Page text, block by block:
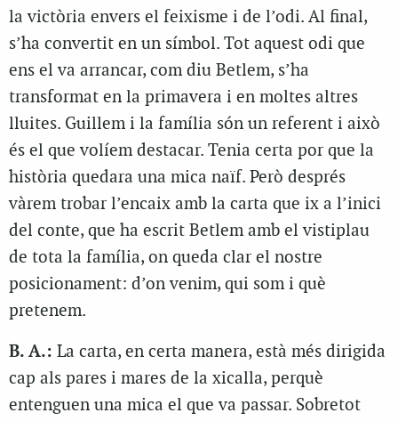
la victòria envers el feixisme i de l’odi. Al final,
s’ha convertit en un símbol. Tot aquest odi que
ens el va arrancar, com diu Betlem, s’ha
transformat en la primavera i en moltes altres
lluites. Guillem i la família són un referent i això
és el que volíem destacar. Tenia certa por que la
història quedara una mica naïf. Però després
vàrem trobar l’encaix amb la carta que ix a l’inici
del conte, que ha escrit Betlem amb el vistiplau
de tota la família, on queda clar el nostre
posicionament: d’on venim, qui som i què
pretenem.
B. A.: La carta, en certa manera, està més dirigida
cap als pares i mares de la xicalla, perquè
entenguen una mica el que va passar. Sobretot